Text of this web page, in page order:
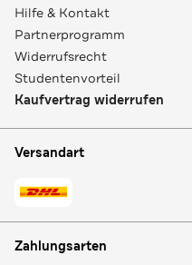
Hilfe & Kontakt
Partnerprogramm
Widerrufsrecht
Studentenvorteil
Kaufvertrag widerrufen
Versandart
Zahlungsarten